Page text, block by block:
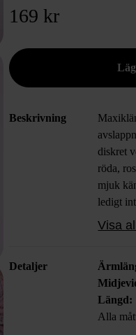
169 kr
Beskrivning
diskret
röda,
mjuk
ledigt
gillar en
Visa
Detaljer
Längd:
Alla